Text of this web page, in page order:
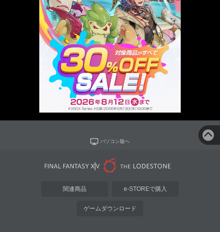
パソコン版へ
関連商品 e-STOREで購入
ゲームダウンロード